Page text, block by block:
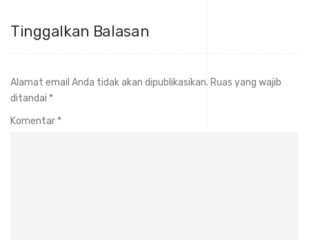
Tinggalkan Balasan
Alamat email Anda tidak akan dipublikasikan. Ruas yang wajib
ditandai *
Komentar *